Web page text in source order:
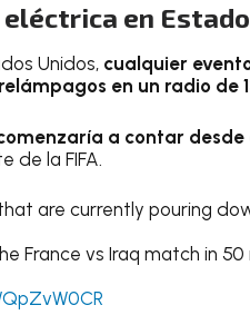
en
Unidos, cualquier
en un radio de
a contar desde
de la FIFA.
that are currently pouring
France vs Iraq match in